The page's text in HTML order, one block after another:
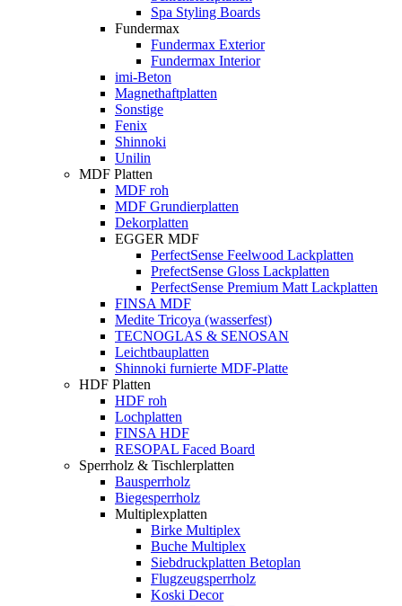
Spa Styling Boards
Fundermax
Fundermax Exterior
Fundermax Interior
imi-Beton
Magnethaftplatten
Sonstige
Fenix
Shinnoki
Unilin
MDF Platten
MDF roh
MDF Grundierplatten
Dekorplatten
EGGER MDF
PerfectSense Feelwood Lackplatten
PrefectSense Gloss Lackplatten
PerfectSense Premium Matt Lackplatten
FINSA MDF
Medite Tricoya (wasserfest)
TECNOGLAS & SENOSAN
Leichtbauplatten
Shinnoki furnierte MDF-Platte
HDF Platten
HDF roh
Lochplatten
FINSA HDF
RESOPAL Faced Board
Sperrholz & Tischlerplatten
Bausperrholz
Biegesperrholz
Multiplexplatten
Birke Multiplex
Buche Multiplex
Siebdruckplatten Betoplan
Flugzeugsperrholz
Koski Decor